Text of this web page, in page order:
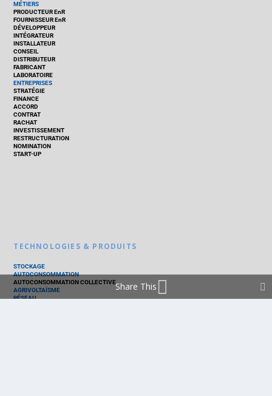
MÉTIERS
PRODUCTEUR EnR
FOURNISSEUR EnR
DÉVELOPPEUR
INTÉGRATEUR
INSTALLATEUR
CONSEIL
DISTRIBUTEUR
FABRICANT
LABORATOIRE
ENTREPRISES
STRATÉGIE
FINANCE
ACCORD
CONTRAT
RACHAT
INVESTISSEMENT
RESTRUCTURATION
NOMINATION
START-UP
TECHNOLOGIES & PRODUITS
STOCKAGE
AUTOCONSOMMATION
AUTOCONSOMMATION COLLECTIVE
AGRIVOLTAÏSME
RÉSEAU
Share This